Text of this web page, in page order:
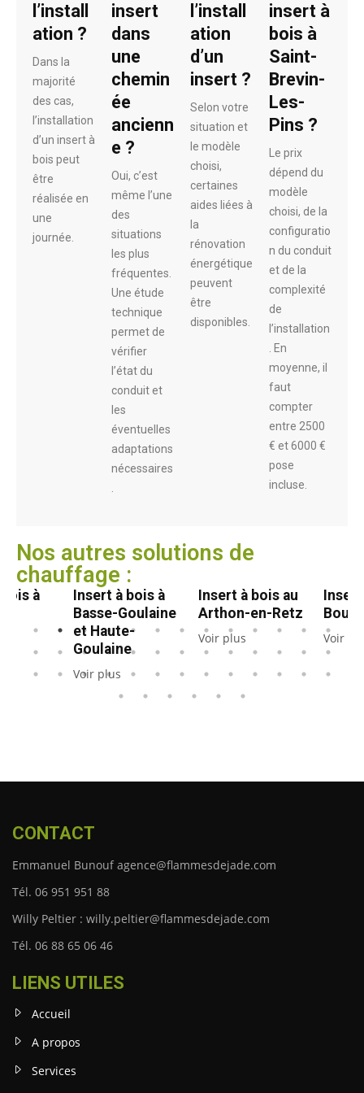
l’install
ation ?
Dans la
majorité
des cas,
l’installation
d’un insert à
bois peut
être
réalisée en
une
journée.
insert
dans
une
chemin
ée
ancienn
e ?
Oui, c’est
même l’une
des
situations
les plus
fréquentes.
Une étude
technique
permet de
vérifier
l’état du
conduit et
les
éventuelles
adaptations
nécessaires
.
l’install
ation
d’un
insert ?
Selon votre
situation et
le modèle
choisi,
certaines
aides liées à
la
rénovation
énergétique
peuvent
être
disponibles.
insert à
bois à
Saint-
Brevin-
Les-
Pins ?
Le prix
dépend du
modèle
choisi, de la
configuratio
n du conduit
et de la
complexité
de
l’installation
. En
moyenne, il
faut
compter
entre 2500
€ et 6000 €
pose
incluse.
Nos autres solutions de
chauffage :
à
Insert à bois à
Basse-Goulaine
et Haute-
Goulaine
Voir plus
Insert à bois au
Arthon-en-Retz
Voir plus Voir
CONTACT
Emmanuel Bunouf agence@flammesdejade.com
Tél. 06 951 951 88
Willy Peltier : willy.peltier@flammesdejade.com
Tél. 06 88 65 06 46
LIENS UTILES
Accueil
A propos
Services